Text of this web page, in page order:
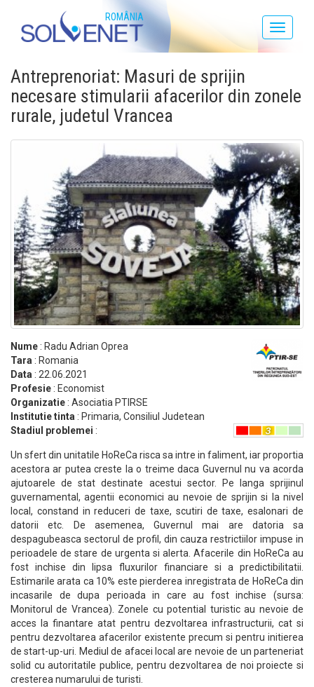
Toggle
ROMÂNIA
Antreprenoriat: Masuri de sprijin
necesare stimularii afacerilor din zonele
rurale, judetul Vrancea
Nume : Radu Adrian Oprea
Tara : Romania
Data : 22.06.2021
Profesie : Economist
Organizatie : Asociatia PTIRSE
Institutie tinta : Primaria, Consiliul Judetean
Stadiul problemei :
Un sfert din unitatile HoReCa risca sa intre in faliment, iar proportia
acestora ar putea creste la o treime daca Guvernul nu va acorda
ajutoarele de stat destinate acestui sector. Pe langa sprijinul
guvernamental, agentii economici au nevoie de sprijin si la nivel
local, constand in reduceri de taxe, scutiri de taxe, esalonari de
datorii etc. De asemenea, Guvernul mai are datoria sa
despagubeasca sectorul de profil, din cauza restrictiilor impuse in
perioadele de stare de urgenta si alerta. Afacerile din HoReCa au
fost inchise din lipsa fluxurilor financiare si a predictibilitatii.
Estimarile arata ca 10% este pierderea inregistrata de HoReCa din
incasarile de dupa perioada in care au fost inchise (sursa:
Monitorul de Vrancea). Zonele cu potential turistic au nevoie de
acces la finantare atat pentru dezvoltarea infrastructurii, cat si
pentru dezvoltarea afacerilor existente precum si pentru initierea
de start-up-uri. Mediul de afacei local are nevoie de un parteneriat
solid cu autoritatile publice, pentru dezvoltarea de noi proiecte si
cresterea numarului de turisti.